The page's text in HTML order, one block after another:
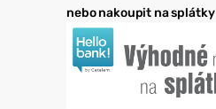
nebo nakoupit na splátky